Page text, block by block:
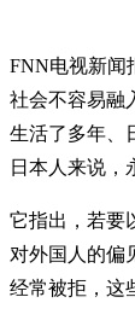
FNN电视新闻
社会不容易融
生活了多年、
日本人来说，
它指出，若要
对外国人的偏
经常被拒，这